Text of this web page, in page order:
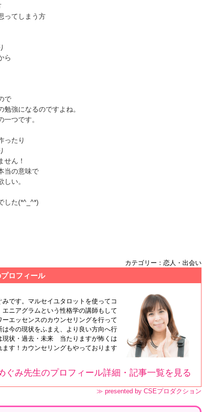
ってしまう方
ら
で
強になるのですよね。
つです。
ったり
せん！
当の意味で
い。
した(*^_^*)
カテゴリー：恋人・出会い
ロフィール
です。マルセイユタロットを使ってコ
ニアグラムという性格学の講師もして
エッセンスのカウンセリングを行って
今の現状をふまえ、より良い方向へ行
現状・過去・未来 当たりますが怖くは
す！カウンセリングもやっております
ぐみ先生のプロフィール詳細・記事一覧を見る
≫ presented by CSEプロダクション